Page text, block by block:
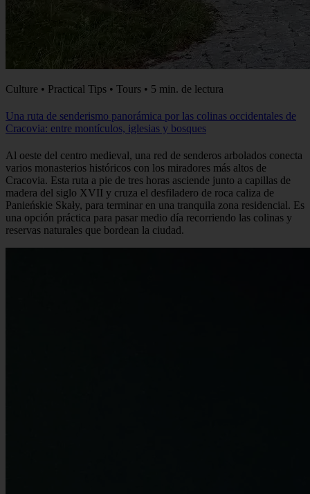
Culture • Practical Tips • Tours • 5 min. de lectura
Una ruta de senderismo panorámica por las colinas occidentales de
Cracovia: entre montículos, iglesias y bosques
Al oeste del centro medieval, una red de senderos arbolados conecta
varios monasterios históricos con los miradores más altos de
Cracovia. Esta ruta a pie de tres horas asciende junto a capillas de
madera del siglo XVII y cruza el desfiladero de roca caliza de
Panieńskie Skały, para terminar en una tranquila zona residencial. Es
una opción práctica para pasar medio día recorriendo las colinas y
reservas naturales que bordean la ciudad.